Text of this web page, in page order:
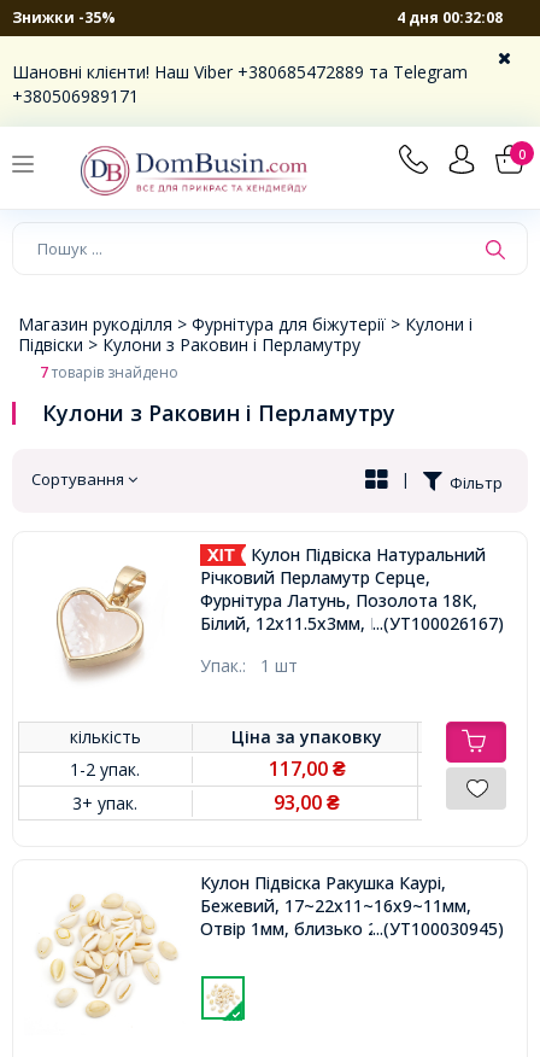
Знижки -35% 4 дня 00:32:08
Шановні клієнти! Наш Viber +380685472889 та Telegram
+380506989171
0
×
Магазин рукоділля > Фурнітура для біжутерії > Кулони і
Підвіски > Кулони з Раковин і Перламутру
7товарів знайдено
Кулони з Раковин і Перламутру
Сортування Фільтр
|
Кулон Підвіска Натуральний
Річковий Перламутр Серце,
Фурнітура Латунь, Позолота 18К,
Білий, 12х11.5х3мм, Відповідь
...(УТ100026167)
Упак.: 1 шт
кількість Ціна заупаковку
1-2 упак.
117,00 ₴
3+ упак. 93,00₴
Кулон Підвіска Ракушка Каурі,
Бежевий, 17~22x11~16x9~11мм,
Отвір 1мм, близько 28шт/50г,
...(УТ100030945)